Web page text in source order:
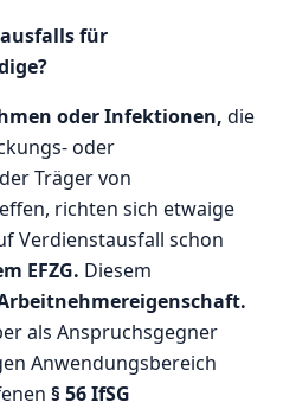
für
oder Infektionen, die
oder
Träger von
richten sich etwaige
Verdienstausfall schon
EFZG. Diesem
als Anspruchsgegner
Anwendungsbereich
§ 56 IfSG